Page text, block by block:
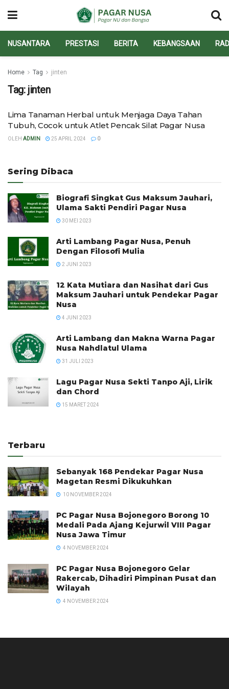
NUSANTARA PRESTASI BERITA KEBANGSAAN
Home Tag jinten
Tag: jinten
Lima Tanaman Herbal untuk Menjaga Daya Tahan
Tubuh, Cocok untuk Atlet Pencak Silat Pagar Nusa
OLEH ADMIN 25 APRIL 2024 0
Sering Dibaca
Biografi Singkat Gus Maksum Jauhari,
Ulama Sakti Pendiri Pagar Nusa
30 MEI 2023
Arti Lambang Pagar Nusa, Penuh
Dengan Filosofi Mulia
2 JUNI 2023
12 Kata Mutiara dan Nasihat dari Gus
Maksum Jauhari untuk Pendekar Pagar
Nusa
4 JUNI 2023
Arti Lambang dan Makna Warna Pagar
Nusa Nahdlatul Ulama
31 JULI 2023
Lagu Pagar Nusa Sekti Tanpo Aji, Lirik
dan Chord
15 MARET 2024
Terbaru
Sebanyak 168 Pendekar Pagar Nusa
Magetan Resmi Dikukuhkan
10 NOVEMBER 2024
PC Pagar Nusa Bojonegoro Borong 10
Medali Pada Ajang Kejurwil VIII Pagar
Nusa Jawa Timur
4 NOVEMBER 2024
PC Pagar Nusa Bojonegoro Gelar
Rakercab, Dihadiri Pimpinan Pusat dan
Wilayah
4 NOVEMBER 2024